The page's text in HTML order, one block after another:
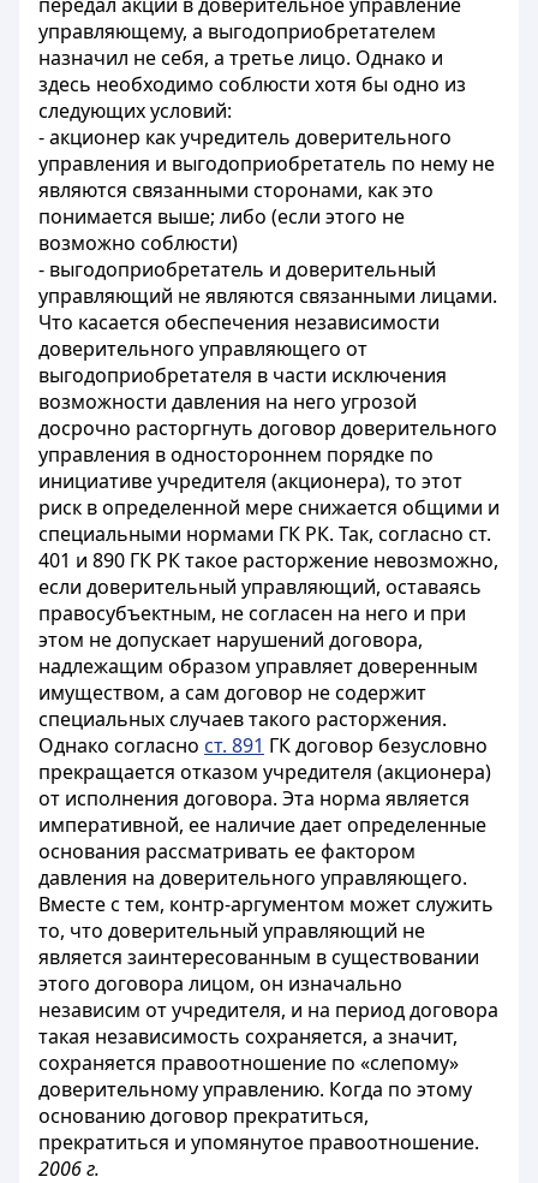
управляющему, а выгодоприобретателем
назначил не себя, а третье лицо. Однако и
здесь необходимо соблюсти хотя бы одно из
следующих условий:
- акционер как учредитель доверительного
управления и выгодоприобретатель по нему не
являются связанными сторонами, как это
понимается выше; либо (если этого не
возможно соблюсти)
- выгодоприобретатель и доверительный
управляющий не являются связанными лицами.
Что касается обеспечения независимости
доверительного управляющего от
выгодоприобретателя в части исключения
возможности давления на него угрозой
досрочно расторгнуть договор доверительного
управления в одностороннем порядке по
инициативе учредителя (акционера), то этот
риск в определенной мере снижается общими и
специальными нормами ГК РК. Так, согласно ст.
401 и 890 ГК РК такое расторжение невозможно,
если доверительный управляющий, оставаясь
правосубъектным, не согласен на него и при
этом не допускает нарушений договора,
надлежащим образом управляет доверенным
имуществом, а сам договор не содержит
специальных случаев такого расторжения.
Однако согласно ст. 891 ГК договор безусловно
прекращается отказом учредителя (акционера)
от исполнения договора. Эта норма является
императивной, ее наличие дает определенные
основания рассматривать ее фактором
давления на доверительного управляющего.
Вместе с тем, контр-аргументом может служить
то, что доверительный управляющий не
является заинтересованным в существовании
этого договора лицом, он изначально
независим от учредителя, и на период договора
такая независимость сохраняется, а значит,
сохраняется правоотношение по «слепому»
доверительному управлению. Когда по этому
основанию договор прекратиться,
прекратиться и упомянутое правоотношение.
2006 г.